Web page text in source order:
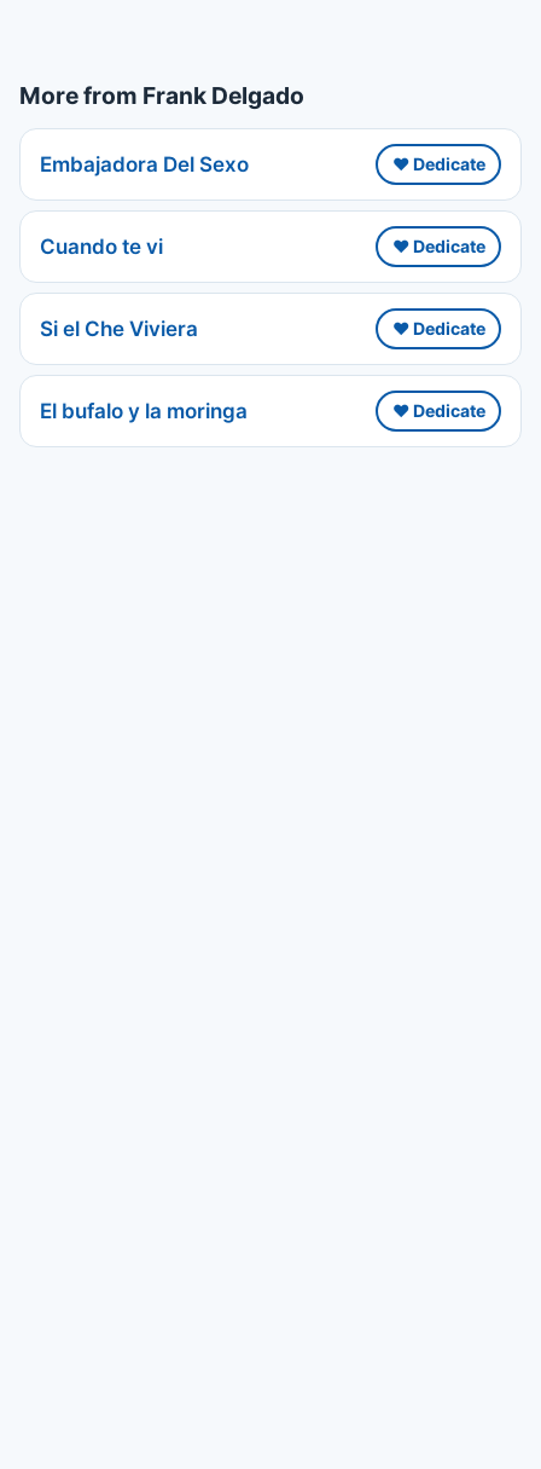
More from Frank Delgado
Embajadora Del Sexo ❤️ Dedicate
Cuando te vi ❤️ Dedicate
Si el Che Viviera ❤️ Dedicate
El bufalo y la moringa ❤️ Dedicate